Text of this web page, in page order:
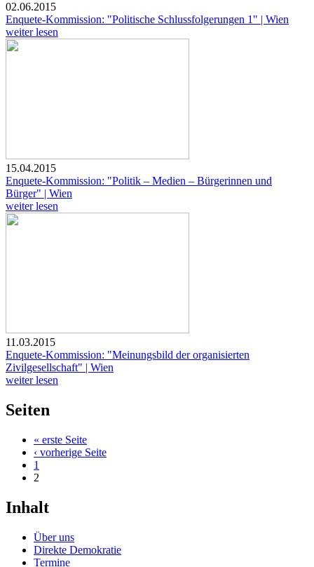
02.06.2015
Enquete-Kommission: "Politische Schlussfolgerungen 1" | Wien
weiter lesen
15.04.2015
Enquete-Kommission: "Politik – Medien – Bürgerinnen und
Bürger" | Wien
weiter lesen
11.03.2015
Enquete-Kommission: "Meinungsbild der organisierten
Zivilgesellschaft" | Wien
weiter lesen
Seiten
« erste Seite
‹ vorherige Seite
1
2
Inhalt
Über uns
Direkte Demokratie
Termine